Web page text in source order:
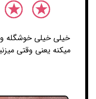
خیلی خیلی خوشگله
میکنه یعنی وقتی